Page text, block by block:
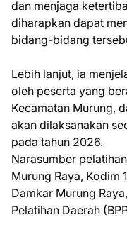
dan menjaga
diharapkan dapat
bidang-bidang
Lebih lanjut, ia
oleh peserta yang
Kecamatan Murung,
akan dilaksanakan
pada tahun 2026.
Narasumber
Murung Raya, Kodim
Damkar Murung
Pelatihan Daerah